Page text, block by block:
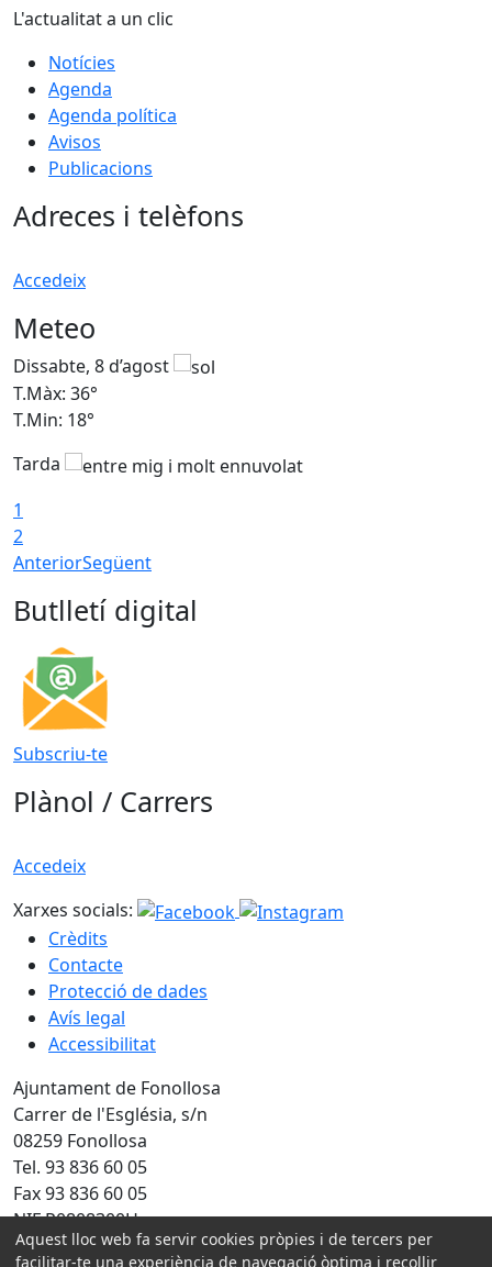
L'actualitat a un clic
Notícies
Agenda
Agenda política
Avisos
Publicacions
Adreces i telèfons
Accedeix
Meteo
Dissabte, 8 d’agost
T.Màx: 36°
T.Min: 18°
Tarda
1
2
AnteriorSegüent
Butlletí digital
Subscriu-te
Plànol / Carrers
Accedeix
Xarxes socials:
Crèdits
Contacte
Protecció de dades
Avís legal
Accessibilitat
Ajuntament de Fonollosa
Carrer de l'Església, s/n
08259 Fonollosa
Tel. 93 836 60 05
Fax 93 836 60 05
NIF P0808300H
Aquest lloc web fa servir cookies pròpies i de tercers per
facilitar-te una experiència de navegació òptima i recollir